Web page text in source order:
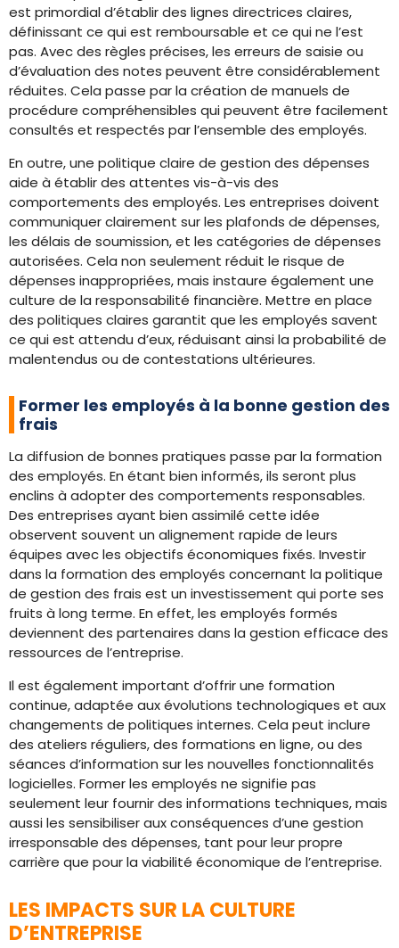
est primordial d’établir des lignes directrices claires,
définissant ce qui est remboursable et ce qui ne l’est
pas. Avec des règles précises, les erreurs de saisie ou
d’évaluation des notes peuvent être considérablement
réduites. Cela passe par la création de manuels de
procédure compréhensibles qui peuvent être facilement
consultés et respectés par l’ensemble des employés.
En outre, une politique claire de gestion des dépenses
aide à établir des attentes vis-à-vis des
comportements des employés. Les entreprises doivent
communiquer clairement sur les plafonds de dépenses,
les délais de soumission, et les catégories de dépenses
autorisées. Cela non seulement réduit le risque de
dépenses inappropriées, mais instaure également une
culture de la responsabilité financière. Mettre en place
des politiques claires garantit que les employés savent
ce qui est attendu d’eux, réduisant ainsi la probabilité de
malentendus ou de contestations ultérieures.
Former les employés à la bonne gestion des
frais
La diffusion de bonnes pratiques passe par la formation
des employés. En étant bien informés, ils seront plus
enclins à adopter des comportements responsables.
Des entreprises ayant bien assimilé cette idée
observent souvent un alignement rapide de leurs
équipes avec les objectifs économiques fixés. Investir
dans la formation des employés concernant la politique
de gestion des frais est un investissement qui porte ses
fruits à long terme. En effet, les employés formés
deviennent des partenaires dans la gestion efficace des
ressources de l’entreprise.
Il est également important d’offrir une formation
continue, adaptée aux évolutions technologiques et aux
changements de politiques internes. Cela peut inclure
des ateliers réguliers, des formations en ligne, ou des
séances d’information sur les nouvelles fonctionnalités
logicielles. Former les employés ne signifie pas
seulement leur fournir des informations techniques, mais
aussi les sensibiliser aux conséquences d’une gestion
irresponsable des dépenses, tant pour leur propre
carrière que pour la viabilité économique de l’entreprise.
LES IMPACTS SUR LA CULTURE
D’ENTREPRISE